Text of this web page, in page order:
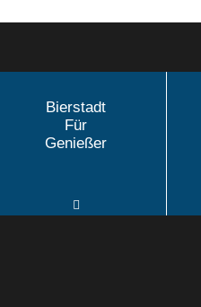
Bierstadt
Für
Genießer